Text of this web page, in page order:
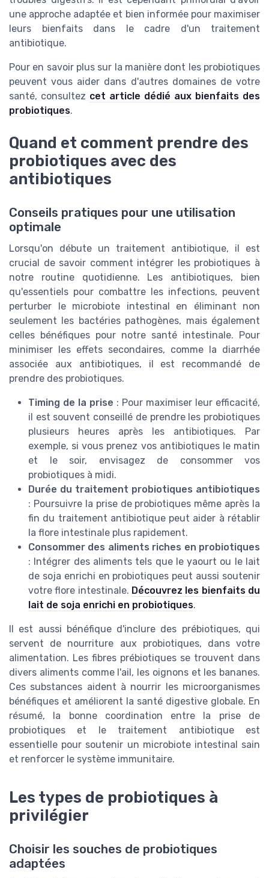
une approche adaptée et bien informée pour maximiser
leurs bienfaits dans le cadre d'un traitement
antibiotique.
Pour en savoir plus sur la manière dont les probiotiques
peuvent vous aider dans d'autres domaines de votre
santé, consultez cet article dédié aux bienfaits des
probiotiques.
Quand et comment prendre des
probiotiques avec des
antibiotiques
Conseils pratiques pour une utilisation
optimale
Lorsqu'on débute un traitement antibiotique, il est
crucial de savoir comment intégrer les probiotiques à
notre routine quotidienne. Les antibiotiques, bien
qu'essentiels pour combattre les infections, peuvent
perturber le microbiote intestinal en éliminant non
seulement les bactéries pathogènes, mais également
celles bénéfiques pour notre santé intestinale. Pour
minimiser les effets secondaires, comme la diarrhée
associée aux antibiotiques, il est recommandé de
prendre des probiotiques.
Timing de la prise : Pour maximiser leur efficacité,
il est souvent conseillé de prendre les probiotiques
plusieurs heures après les antibiotiques. Par
exemple, si vous prenez vos antibiotiques le matin
et le soir, envisagez de consommer vos
probiotiques à midi.
Durée du traitement probiotiques antibiotiques
: Poursuivre la prise de probiotiques même après la
fin du traitement antibiotique peut aider à rétablir
la flore intestinale plus rapidement.
Consommer des aliments riches en probiotiques
: Intégrer des aliments tels que le yaourt ou le lait
de soja enrichi en probiotiques peut aussi soutenir
votre flore intestinale. Découvrez les bienfaits du
lait de soja enrichi en probiotiques.
Il est aussi bénéfique d'inclure des prébiotiques, qui
servent de nourriture aux probiotiques, dans votre
alimentation. Les fibres prébiotiques se trouvent dans
divers aliments comme l'ail, les oignons et les bananes.
Ces substances aident à nourrir les microorganismes
bénéfiques et améliorent la santé digestive globale. En
résumé, la bonne coordination entre la prise de
probiotiques et le traitement antibiotique est
essentielle pour soutenir un microbiote intestinal sain
et renforcer le système immunitaire.
Les types de probiotiques à
privilégier
Choisir les souches de probiotiques
adaptées